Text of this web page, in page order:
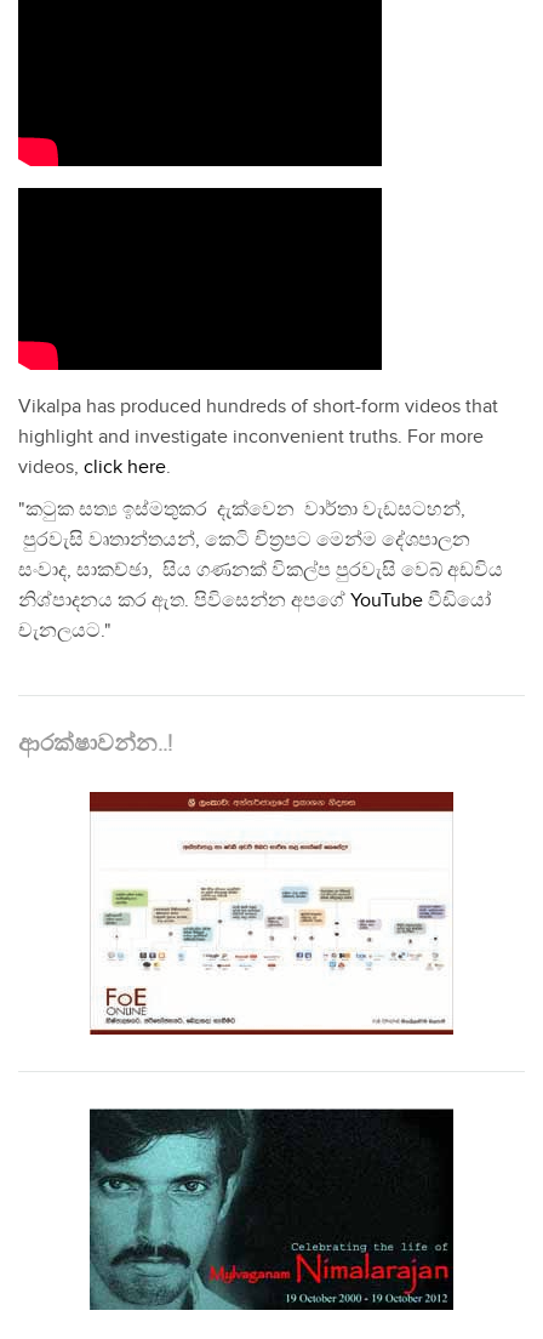
Vikalpa has produced hundreds of short-form videos that
highlight and investigate inconvenient truths. For more
videos, click here.
"කටුක සත්‍ය ඉස්මතුකර දැක්වෙන වාර්තා වැඩසටහන්,
පුරවැසි වෘතාන්තයන්, කෙටි චිත්‍රපට මෙන්ම දේශපාලන
සංවාද, සාකච්ඡා, සිය ගණනක් විකල්ප පුරවැසි වෙබ් අඩවිය
නිශ්පාදනය කර ඇත. පිවිසෙන්න අපගේ YouTube වීඩියෝ
චැනලයට."
ආරක්ෂාවන්න..!